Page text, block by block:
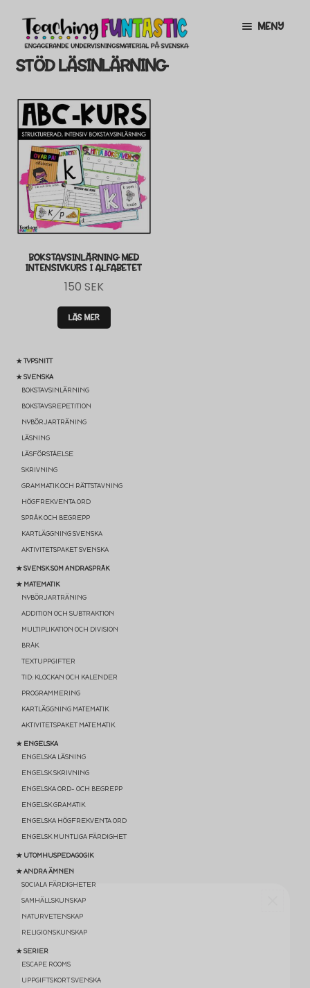
Hoppa
till
navigering
Gå
till
innehåll
MENY
INFO
MITT KONTO
GRATISMATERIAL
BUTIK
LICENSER
STÖD LÄSINLÄRNING
★ TYPSNITT
★ SVENSKA
BOKSTAVSINLÄRNING
BOKSTAVSREPETITION
NYBÖRJARTRÄNING
LÄSNING
LÄSFÖRSTÅELSE
SKRIVNING
GRAMMATIK OCH RÄTTSTAVNING
HÖGFREKVENTA ORD
SPRÅK OCH BEGREPP
KARTLÄGGNING SVENSKA
AKTIVITETSPAKET SVENSKA
★ SVENSK SOM ANDRASPRÅK
★ MATEMATIK
NYBÖRJARTRÄNING
ADDITION OCH SUBTRAKTION
MULTIPLIKATION OCH DIVISION
BRÅK
TEXTUPPGIFTER
TID: KLOCKAN OCH KALENDER
PROGRAMMERING
KARTLÄGGNING MATEMATIK
AKTIVITETSPAKET MATEMATIK
★ ENGELSKA
ENGELSKA LÄSNING
ENGELSK SKRIVNING
ENGELSKA ORD- OCH BEGREPP
ENGELSK GRAMATIK
ENGELSKA HÖGFREKVENTA ORD
ENGELSK MUNTLIGA FÄRDIGHET
★ UTOMHUSPEDAGOGIK
★ ANDRA ÄMNEN
SOCIALA FÄRDIGHETER
SAMHÄLLSKUNSKAP
NATURVETENSKAP
RELIGIONSKUNSKAP
★ SERIER
ESCAPE ROOMS
UPPGIFTSKORT SVENSKA
BOKSTAVSINLÄRNING MED
INTENSIVKURS I ALFABETET
150 SEK
LÄS MER